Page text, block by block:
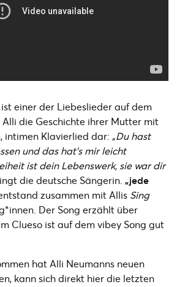
ist einer der Liebeslieder auf dem
die Geschichte ihrer Mutter mit
intimen Klavierlied dar: „Du hast
und das hat’s mir leicht
ist dein Lebenswerk, sie war dir
die deutsche Sängerin. „jede
zusammen mit Allis Sing
Der Song erzählt über
Clueso ist auf dem vibey Song gut
hat Alli Neumanns neuen
kann sich direkt hier die letzten